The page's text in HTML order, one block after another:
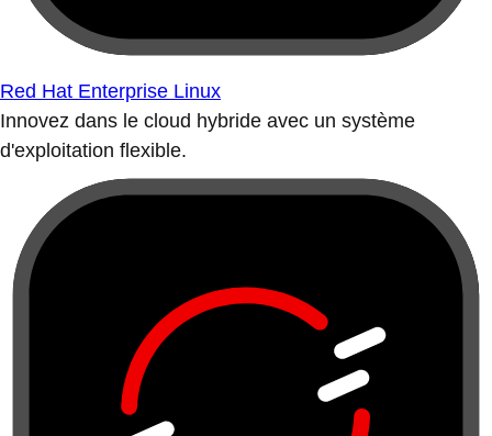
Red Hat Enterprise Linux
Innovez dans le cloud hybride avec un système
d'exploitation flexible.